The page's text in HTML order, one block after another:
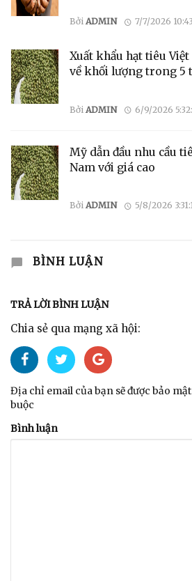
Bởi ADMIN 7/7/2026
Xuất khẩu hạt tiêu
về khối lượng trong 5
Bởi ADMIN 6/9/2026
Mỹ dẫn đầu nhu cầu
Nam với giá cao
Bởi ADMIN 5/8/2026
BÌNH LUẬN
TRẢ LỜI BÌNH LUẬN
Chia sẻ qua mạng xã hội:
Địa chỉ email của bạn sẽ được bảo
buộc
Bình luận